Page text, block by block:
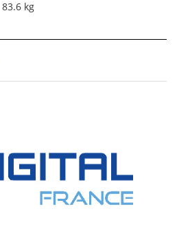
83.6 kg